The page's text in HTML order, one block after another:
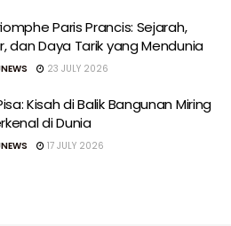
Paris Prancis: Sejarah,
dan Daya Tarik yang Mendunia
23 JULY 2026
Kisah di Balik Bangunan Miring
di Dunia
17 JULY 2026